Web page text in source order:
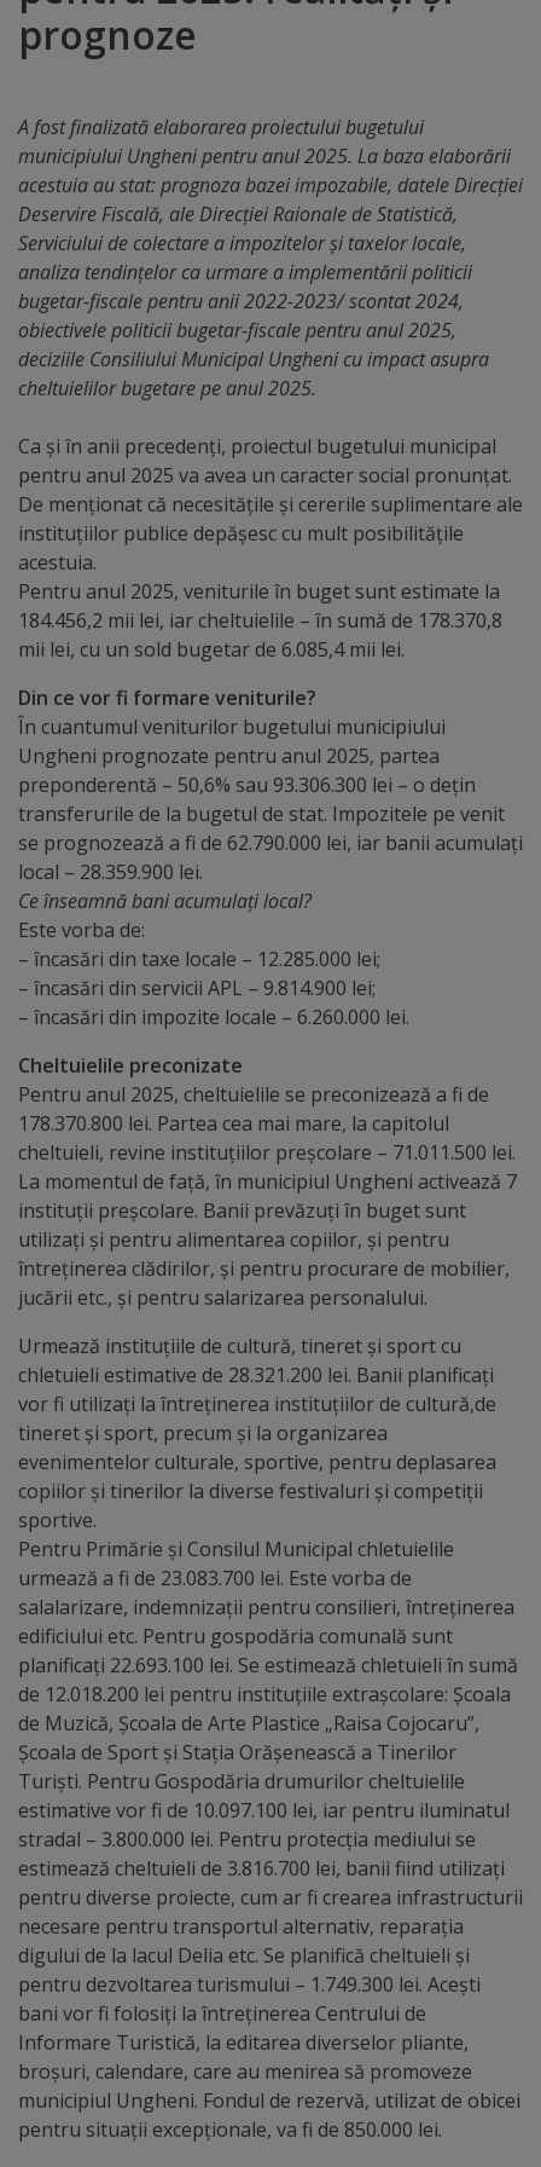
Distincții
Cetățeni
de
onoare
Deținători
ai
titlului
„Merite
pentru
Ungheni”
Diplome
de
Excelență
Ungheniul
turistic
Obiective
turistice
Sculpturi
(harta
sculpturilor)
Monumente
arhitecturale
Personalități
marcante
Sportivi
de
performanță
Orașul
în
imagini
Galerie
video
Galerii
foto
Administrație
Primărie
Primar
Viceprimari
Organigrama
Aparatul
primăriei
prognoze
A fost finalizată elaborarea proiectului bugetului
municipiului Ungheni pentru anul 2025. La baza elaborării
acestuia au stat: prognoza bazei impozabile, datele Direcției
Deservire Fiscală, ale Direcției Raionale de Statistică,
Serviciului de colectare a impozitelor și taxelor locale,
analiza tendințelor ca urmare a implementării politicii
bugetar-fiscale pentru anii 2022-2023/ scontat 2024,
obiectivele politicii bugetar-fiscale pentru anul 2025,
deciziile Consiliului Municipal Ungheni cu impact asupra
cheltuielilor bugetare pe anul 2025.
Ca și în anii precedenți, proiectul bugetului municipal
pentru anul 2025 va avea un caracter social pronunțat.
De menționat că necesitățile și cererile suplimentare ale
instituțiilor publice depășesc cu mult posibilitățile
acestuia.
Pentru anul 2025, veniturile în buget sunt estimate la
184.456,2 mii lei, iar cheltuielile – în sumă de 178.370,8
mii lei, cu un sold bugetar de 6.085,4 mii lei.
Din ce vor fi formare veniturile?
În cuantumul veniturilor bugetului municipiului
Ungheni prognozate pentru anul 2025, partea
preponderentă – 50,6% sau 93.306.300 lei – o deţin
transferurile de la bugetul de stat. Impozitele pe venit
se prognozează a fi de 62.790.000 lei, iar banii acumulați
local – 28.359.900 lei.
Ce înseamnă bani acumulați local?
Este vorba de:
– încasări din taxe locale – 12.285.000 lei;
– încasări din servicii APL – 9.814.900 lei;
– încasări din impozite locale – 6.260.000 lei.
Cheltuielile preconizate
Pentru anul 2025, cheltuielile se preconizează a fi de
178.370.800 lei. Partea cea mai mare, la capitolul
cheltuieli, revine instituțiilor preșcolare – 71.011.500 lei.
La momentul de față, în municipiul Ungheni activează 7
instituții preșcolare. Banii prevăzuți în buget sunt
utilizați și pentru alimentarea copiilor, și pentru
întreținerea clădirilor, și pentru procurare de mobilier,
jucării etc., și pentru salarizarea personalului.
Urmează instituțiile de cultură, tineret și sport cu
chletuieli estimative de 28.321.200 lei. Banii planificați
vor fi utilizați la întreținerea instituțiilor de cultură,de
tineret și sport, precum și la organizarea
evenimentelor culturale, sportive, pentru deplasarea
copiilor și tinerilor la diverse festivaluri și competiții
sportive.
Pentru Primărie și Consilul Municipal chletuielile
urmează a fi de 23.083.700 lei. Este vorba de
salalarizare, indemnizații pentru consilieri, întreținerea
edificiului etc. Pentru gospodăria comunală sunt
planificați 22.693.100 lei. Se estimează chletuieli în sumă
de 12.018.200 lei pentru instituțiile extrașcolare: Școala
de Muzică, Școala de Arte Plastice „Raisa Cojocaru”,
Școala de Sport și Stația Orășenească a Tinerilor
Turiști. Pentru Gospodăria drumurilor cheltuielile
estimative vor fi de 10.097.100 lei, iar pentru iluminatul
stradal – 3.800.000 lei. Pentru protecția mediului se
estimează cheltuieli de 3.816.700 lei, banii fiind utilizați
pentru diverse proiecte, cum ar fi crearea infrastructurii
necesare pentru transportul alternativ, reparația
digului de la lacul Delia etc. Se planifică cheltuieli și
pentru dezvoltarea turismului – 1.749.300 lei. Acești
bani vor fi folosiți la întreținerea Centrului de
Informare Turistică, la editarea diverselor pliante,
broșuri, calendare, care au menirea să promoveze
municipiul Ungheni. Fondul de rezervă, utilizat de obicei
pentru situații excepționale, va fi de 850.000 lei.